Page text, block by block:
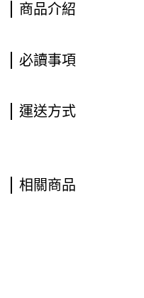
商品介紹
必讀事項
運送方式
相關商品